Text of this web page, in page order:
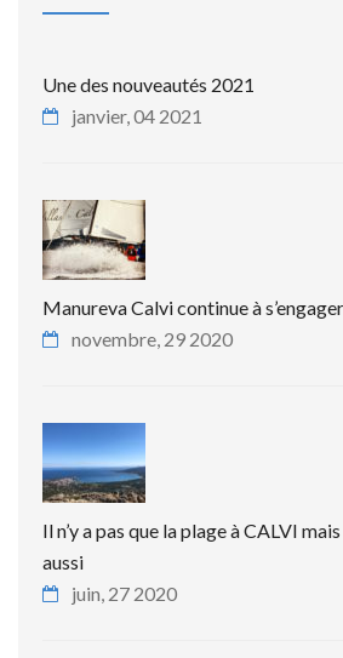
Une des nouveautés 2021
janvier, 04 2021
Manureva Calvi continue à
novembre, 29 2020
Il n’y a pas que la plage à CALVI
aussi
juin, 27 2020